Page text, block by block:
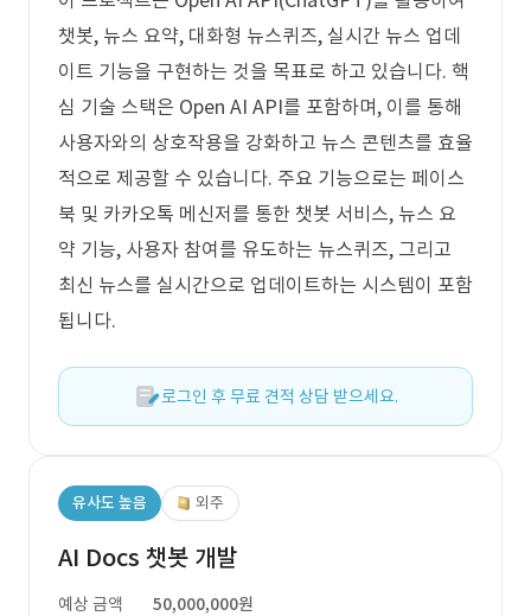
챗봇, 뉴스 요약, 대화형 뉴스퀴즈, 실시간 뉴스 업데
이트 기능을 구현하는 것을 목표로 하고 있습니다. 핵
심 기술 스택은 Open AI API를 포함하며, 이를 통해
사용자와의 상호작용을 강화하고 뉴스 콘텐츠를 효율
적으로 제공할 수 있습니다. 주요 기능으로는 페이스
북 및 카카오톡 메신저를 통한 챗봇 서비스, 뉴스 요
약 기능, 사용자 참여를 유도하는 뉴스퀴즈, 그리고
최신 뉴스를 실시간으로 업데이트하는 시스템이 포함
됩니다.
로그인 후 무료 견적 상담 받으세요.
유사도 높음 외주
AI Docs 챗봇 개발
예상 금액
50,000,000원